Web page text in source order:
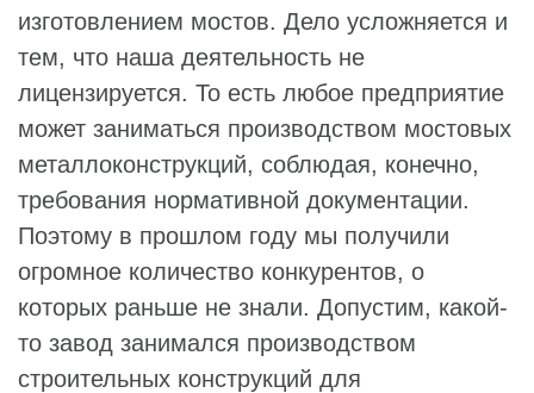
изготовлением мостов. Дело усложняется и
тем, что наша деятельность не
лицензируется. То есть любое предприятие
может заниматься производством мостовых
металлоконструкций, соблюдая, конечно,
требования нормативной документации.
Поэтому в прошлом году мы получили
огромное количество конкурентов, о
которых раньше не знали. Допустим, какой-
то завод занимался производством
строительных конструкций для